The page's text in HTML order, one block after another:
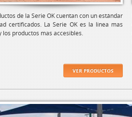
de la Serie OK cuentan con un estándar
certificados. La Serie OK es la linea mas
los productos mas accesibles.
VER PRODUCTOS